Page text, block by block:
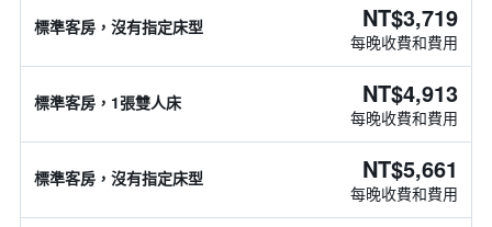
標準客房，沒有指定床型 NT$3,719
每晚收費和費用
標準客房，1張雙人床 NT$4,913
每晚收費和費用
標準客房，沒有指定床型 NT$5,661
每晚收費和費用